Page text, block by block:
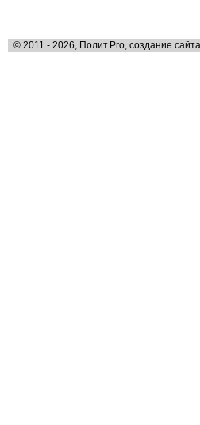
© 2011 - 2026, Полит.Pro, создание